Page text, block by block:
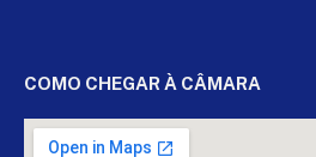
COMO CHEGAR À CÂMARA